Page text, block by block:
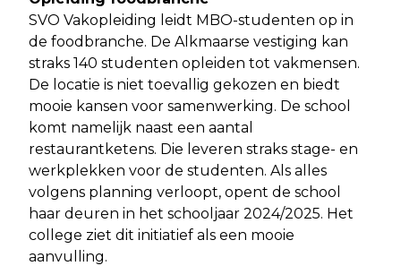
SVO Vakopleiding leidt MBO-studenten op in
de foodbranche. De Alkmaarse vestiging kan
straks 140 studenten opleiden tot vakmensen.
De locatie is niet toevallig gekozen en biedt
mooie kansen voor samenwerking. De school
komt namelijk naast een aantal
restaurantketens. Die leveren straks stage- en
werkplekken voor de studenten. Als alles
volgens planning verloopt, opent de school
haar deuren in het schooljaar 2024/2025. Het
college ziet dit initiatief als een mooie
aanvulling.